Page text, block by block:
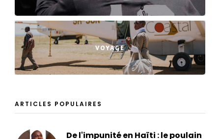
VOYAGE
ARTICLES POPULAIRES
De l'impunité en Haïti : le poulain